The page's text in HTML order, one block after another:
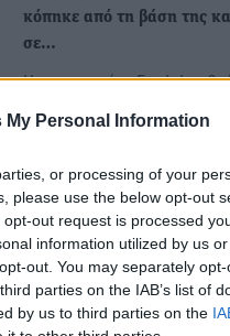
My Personal Information
or processing of your
please use the below opt-out
out request is processed
information utilized by us
out. You may separately
parties on the IAB’s list of
by us to third parties on the
κόπηκε από τη βάση της
σε…
Η κακοκαιρία «Erminio»
ήδη μεγάλο μέρος της…
Φωτιά προκλήθηκε από
της ΔΕΗ στην περιοχή της
Σαλάκου
Συναγερμός σήμανε
πρωί όταν ξέσπασε